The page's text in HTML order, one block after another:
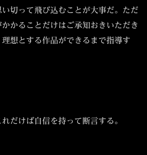
切って飛び込むことが大事だ。ただ
かかることだけはご承知おきいただき
想とする作品ができるまで指導す
だけば自信を持って断言する。